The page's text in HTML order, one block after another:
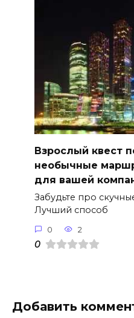
Взрослый квест
необычные
для вашей
Забудьте про
Лучший способ
0 2
0
Добавить